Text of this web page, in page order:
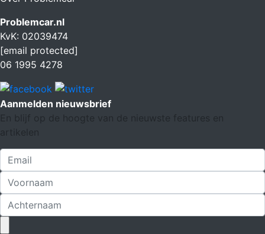
Problemcar.nl
KvK: 02039474
[email protected]
06 1995 4278
Aanmelden nieuwsbrief
En blijf op de hoogte van de nieuwste features en
artikelen